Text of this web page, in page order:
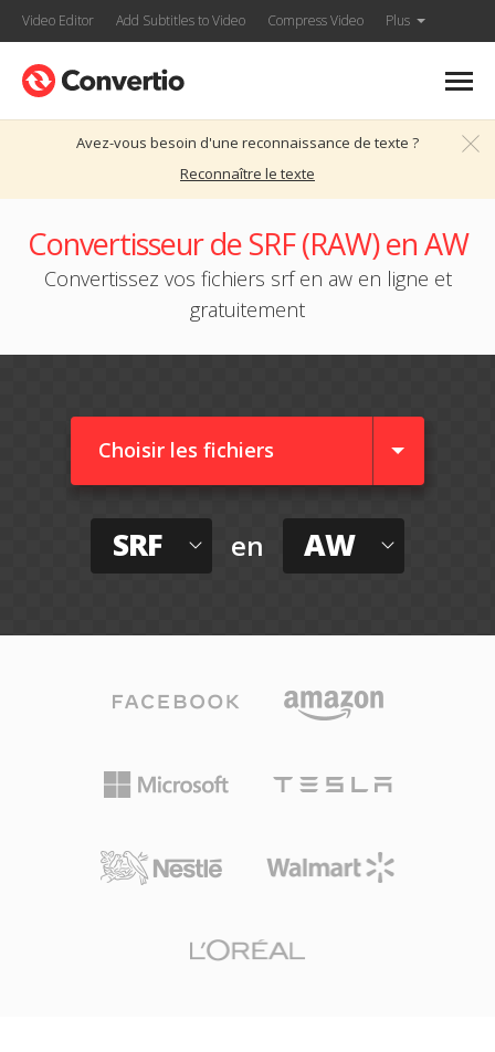
Video Editor Add Subtitles to Video Compress Video Plus
Avez-vous besoin d'une reconnaissance de texte ?
Reconnaître le texte
Convertisseur de SRF (RAW) en AW
Convertissez vos fichiers srf en aw en ligne et
gratuitement
Choisir les fichiers
SRF en AW